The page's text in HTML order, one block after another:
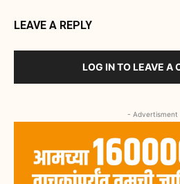
LEAVE A REPLY
LOG IN TO LEAVE A
- Advertisment